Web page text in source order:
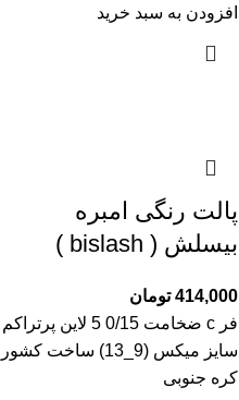
افزودن به سبد خرید
پالت رنگی امبره
بیسلش ( bislash )
414,000 تومان
فر c ضخامت 0/15 5 لاین پرتراکم
سایز میکس (9_13) ساخت کشور
کره جنوبی